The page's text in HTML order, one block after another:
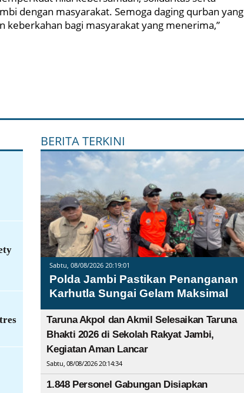
dengan masyarakat. Semoga daging qurban yang
bagi masyarakat yang menerima,”
BERITA TERKINI
Sabtu, 08/08/2026 20:19:01
Polda Jambi Pastikan Penanganan
Karhutla Sungai Gelam Maksimal
Taruna Akpol dan Akmil Selesaikan Taruna
Bhakti 2026 di Sekolah Rakyat Jambi,
Kegiatan Aman Lancar
Sabtu, 08/08/2026 20:14:34
1.848 Personel Gabungan Disiapkan